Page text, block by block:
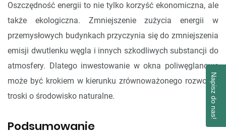
Oszczędność energii to nie tylko korzyść ekonomiczna, ale
także ekologiczna. Zmniejszenie zużycia energii w
przemysłowych budynkach przyczynia się do zmniejszenia
emisji dwutlenku węgla i innych szkodliwych substancji do
atmosfery. Dlatego inwestowanie w okna poliwęglanowe
może być krokiem w kierunku zrównoważonego rozwoju i
troski o środowisko naturalne.
Podsumowanie
Napisz do nas!